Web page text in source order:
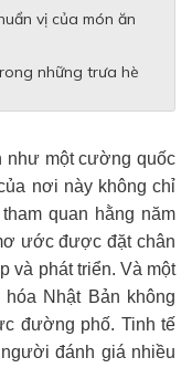
vị của món ăn
những trưa hè
như một cường quốc
nơi này không chỉ
quan hằng năm
ước được đặt chân
và phát triển. Và một
Nhật Bản không
đường phố. Tinh tế
đánh giá nhiều